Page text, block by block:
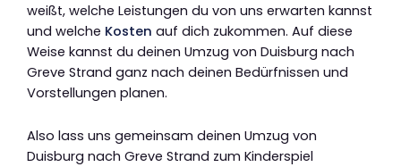
weißt, welche Leistungen du von uns erwarten kannst
und welche Kosten auf dich zukommen. Auf diese
Weise kannst du deinen Umzug von Duisburg nach
Greve Strand ganz nach deinen Bedürfnissen und
Vorstellungen planen.
Also lass uns gemeinsam deinen Umzug von
Duisburg nach Greve Strand zum Kinderspiel